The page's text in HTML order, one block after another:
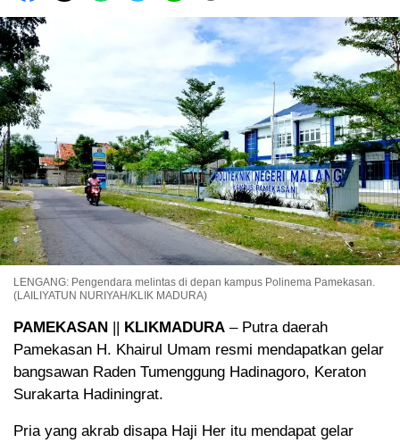
LENGANG: Pengendara melintas di depan kampus Polinema Pamekasan.
(LAILIYATUN NURIYAH/KLIK MADURA)
PAMEKASAN || KLIKMADURA – Putra daerah
Pamekasan H. Khairul Umam resmi mendapatkan gelar
bangsawan Raden Tumenggung Hadinagoro, Keraton
Surakarta Hadiningrat.
Pria yang akrab disapa Haji Her itu mendapat gelar